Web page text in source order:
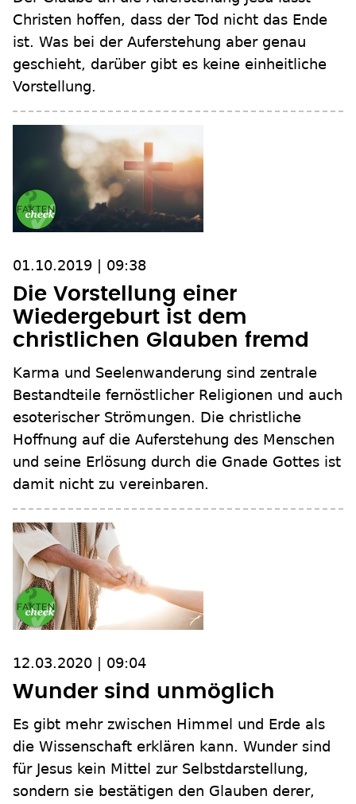
Christen hoffen, dass der Tod nicht das Ende
ist. Was bei der Auferstehung aber genau
geschieht, darüber gibt es keine einheitliche
Vorstellung.
01.10.2019 | 09:38
Die Vorstellung einer
Wiedergeburt ist dem
christlichen Glauben fremd
Karma und Seelenwanderung sind zentrale
Bestandteile fernöstlicher Religionen und auch
esoterischer Strömungen. Die christliche
Hoffnung auf die Auferstehung des Menschen
und seine Erlösung durch die Gnade Gottes ist
damit nicht zu vereinbaren.
12.03.2020 | 09:04
Wunder sind unmöglich
Es gibt mehr zwischen Himmel und Erde als
die Wissenschaft erklären kann. Wunder sind
für Jesus kein Mittel zur Selbstdarstellung,
sondern sie bestätigen den Glauben derer,